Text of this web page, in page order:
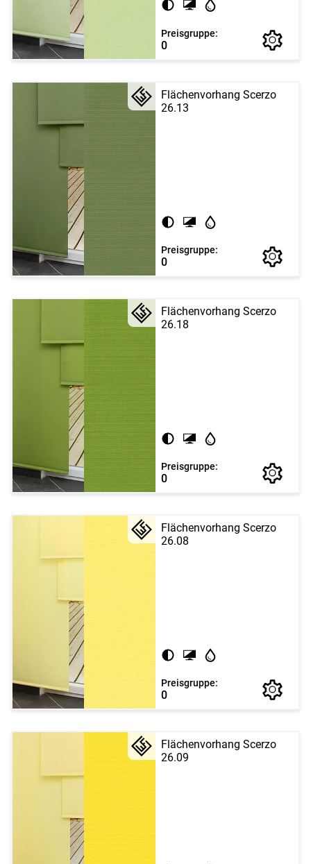
Preisgruppe:
0
Flächenvorhang Scerzo
26.13
Preisgruppe:
0
Flächenvorhang Scerzo
26.18
Preisgruppe:
0
Flächenvorhang Scerzo
26.08
Preisgruppe:
0
Flächenvorhang Scerzo
26.09